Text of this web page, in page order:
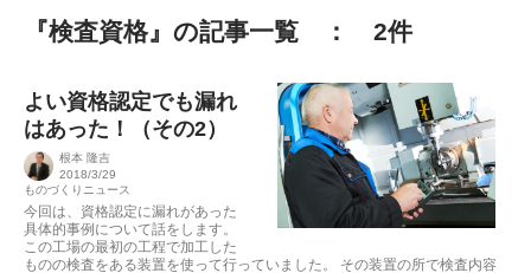
『検査資格』の記事一覧 ： 2件
よい資格認定でも漏れ
はあった！（その2）
根本 隆吉
2018/3/29
ものづくりニュース
今回は、資格認定に漏れがあった
具体的事例について話をします。
この工場の最初の工程で加工した
ものの検査をある装置を使って行っていました。 その装置の所で検査内容